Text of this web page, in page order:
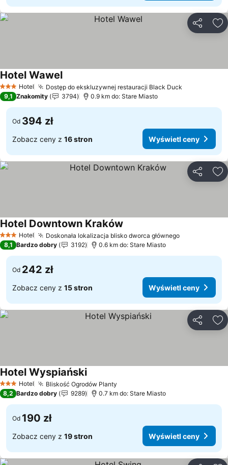
3 Kategoria
Hotel Dostęp do ekskluzywnej restauracji Black Duck
Hotel Wawel
9,1 Znakomity 3794 0.9 km do: Stare Miasto
Od 394 zł
Zobacz ceny z 16 stron Wyświetl ceny
3 Kategoria
Hotel Doskonała lokalizacja blisko dworca głównego
Hotel Downtown Kraków
8,1 Bardzo dobry 3192 0.6 km do: Stare Miasto
Od 242 zł
Zobacz ceny z 15 stron Wyświetl ceny
3 Kategoria
Hotel Bliskość Ogrodów Planty
Hotel Wyspiański
8,2 Bardzo dobry 9289 0.7 km do: Stare Miasto
Od 190 zł
Zobacz ceny z 19 stron Wyświetl ceny